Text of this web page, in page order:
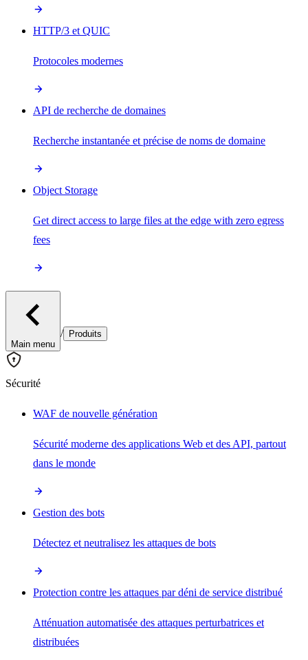
HTTP/3 et QUIC
Protocoles modernes
API de recherche de domaines
Recherche instantanée et précise de noms de domaine
Object Storage
Get direct access to large files at the edge with zero egress
fees
Main menu
/ Produits
Sécurité
WAF de nouvelle génération
Sécurité moderne des applications Web et des API, partout
dans le monde
Gestion des bots
Détectez et neutralisez les attaques de bots
Protection contre les attaques par déni de service distribué
Atténuation automatisée des attaques perturbatrices et
distribuées